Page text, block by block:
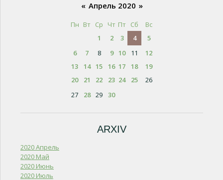
« Апрель 2020 »
Пн Вт Ср Чт Пт Сб
Вс
1
2 3 4
5
6
7 8 9 10 11
12
13
14 15 16 17 18
19
20
21 22 23 24 25
26
27
28 29 30
ARXIV
2020 Апрель
2020 Май
2020 Июнь
2020 Июль